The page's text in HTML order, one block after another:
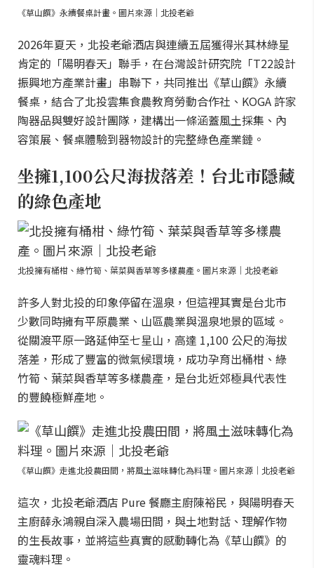
《草山饌》永續餐桌計畫。圖片來源｜北投老爺
2026年夏天，北投老爺酒店與連續五屆獲得米其林綠星
肯定的「陽明春天」聯手，在台灣設計研究院「T22設計
振興地方產業計畫」串聯下，共同推出《草山饌》永續
餐桌，結合了北投雲集食農教育勞動合作社、KOGA 許家
陶器品與雙好設計團隊，建構出一條涵蓋風土採集、內
容策展、餐桌體驗到器物設計的完整綠色產業鏈。
坐擁1,100公尺海拔落差！台北市隱藏
的綠色產地
北投擁有桶柑、綠竹筍、葉菜與香草等多樣農產。圖片來源｜北投老爺
許多人對北投的印象停留在溫泉，但這裡其實是台北市
少數同時擁有平原農業、山區農業與溫泉地景的區域。
從關渡平原一路延伸至七星山，高達 1,100 公尺的海拔
落差，形成了豐富的微氣候環境，成功孕育出桶柑、綠
竹筍、葉菜與香草等多樣農產，是台北近郊極具代表性
的豐饒極鮮產地。
《草山饌》走進北投農田間，將風土滋味轉化為料理。圖片來源｜北投老爺
這次，北投老爺酒店 Pure 餐廳主廚陳裕民，與陽明春天
主廚薛永鴻親自深入農場田間，與土地對話、理解作物
的生長故事，並將這些真實的感動轉化為《草山饌》的
靈魂料理。